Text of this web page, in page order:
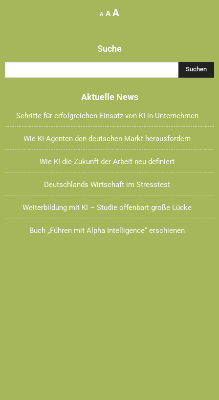
A Decrease
A Reset
AIncrease
Suche
Aktuelle News
Schritte für erfolgreichen Einsatz von KI in Unternehmen
Wie KI-Agenten den deutschen Markt herausfordern
Wie KI die Zukunft der Arbeit neu definiert
Deutschlands Wirtschaft im Stresstest
Weiterbildung mit KI – Studie offenbart große Lücke
Buch „Führen mit Alpha Intelligence“ erschienen